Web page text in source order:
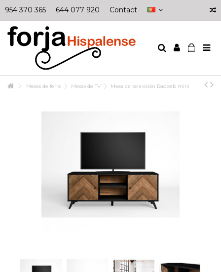
954 370 365 644 077 920 Contact
Mesas de ferro Mesas de TV Mesa de televisión Baobab mini